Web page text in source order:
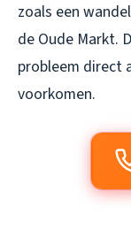
zoals een
de Oude Markt.
probleem direct
voorkomen.